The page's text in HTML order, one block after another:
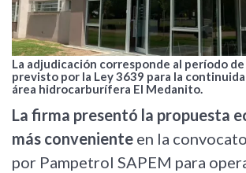
La adjudicación corresponde al período
previsto por la Ley 3639 para la
área hidrocarburífera El Medanito.
La firma presentó la propuesta
más conveniente en la
por Pampetrol SAPEM para